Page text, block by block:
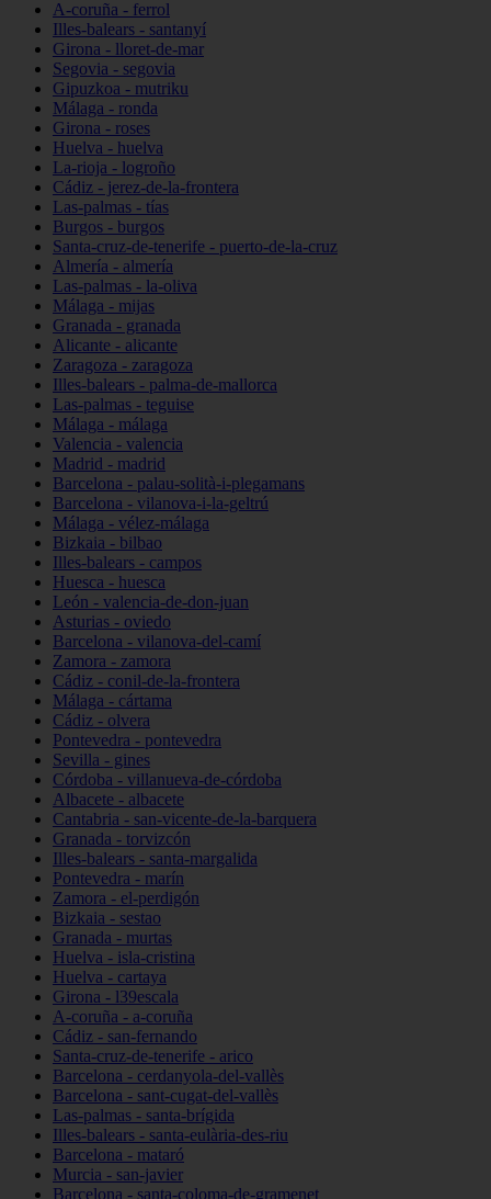
A-coruña - ferrol
Illes-balears - santanyí
Girona - lloret-de-mar
Segovia - segovia
Gipuzkoa - mutriku
Málaga - ronda
Girona - roses
Huelva - huelva
La-rioja - logroño
Cádiz - jerez-de-la-frontera
Las-palmas - tías
Burgos - burgos
Santa-cruz-de-tenerife - puerto-de-la-cruz
Almería - almería
Las-palmas - la-oliva
Málaga - mijas
Granada - granada
Alicante - alicante
Zaragoza - zaragoza
Illes-balears - palma-de-mallorca
Las-palmas - teguise
Málaga - málaga
Valencia - valencia
Madrid - madrid
Barcelona - palau-solità-i-plegamans
Barcelona - vilanova-i-la-geltrú
Málaga - vélez-málaga
Bizkaia - bilbao
Illes-balears - campos
Huesca - huesca
León - valencia-de-don-juan
Asturias - oviedo
Barcelona - vilanova-del-camí
Zamora - zamora
Cádiz - conil-de-la-frontera
Málaga - cártama
Cádiz - olvera
Pontevedra - pontevedra
Sevilla - gines
Córdoba - villanueva-de-córdoba
Albacete - albacete
Cantabria - san-vicente-de-la-barquera
Granada - torvizcón
Illes-balears - santa-margalida
Pontevedra - marín
Zamora - el-perdigón
Bizkaia - sestao
Granada - murtas
Huelva - isla-cristina
Huelva - cartaya
Girona - l39escala
A-coruña - a-coruña
Cádiz - san-fernando
Santa-cruz-de-tenerife - arico
Barcelona - cerdanyola-del-vallès
Barcelona - sant-cugat-del-vallès
Las-palmas - santa-brígida
Illes-balears - santa-eulària-des-riu
Barcelona - mataró
Murcia - san-javier
Barcelona - santa-coloma-de-gramenet